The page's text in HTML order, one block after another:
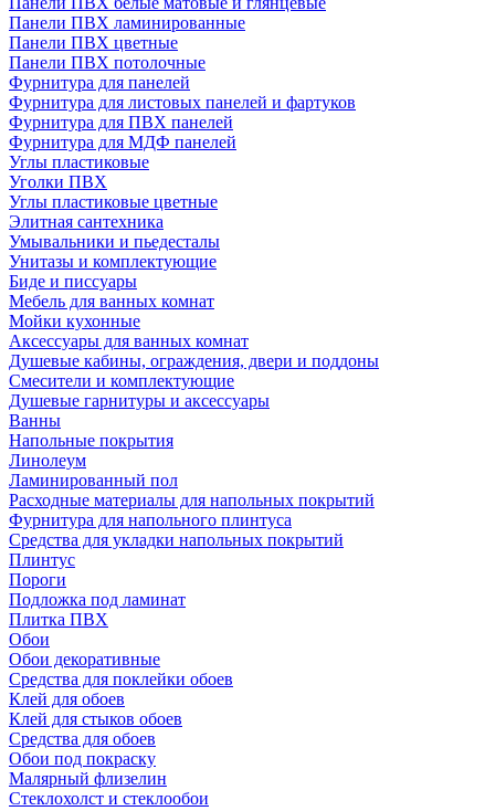
Панели ПВХ ламинированные
Панели ПВХ цветные
Панели ПВХ потолочные
Фурнитура для панелей
Фурнитура для листовых панелей и фартуков
Фурнитура для ПВХ панелей
Фурнитура для МДФ панелей
Углы пластиковые
Уголки ПВХ
Углы пластиковые цветные
Элитная сантехника
Умывальники и пьедесталы
Унитазы и комплектующие
Биде и писсуары
Мебель для ванных комнат
Мойки кухонные
Аксессуары для ванных комнат
Душевые кабины, ограждения, двери и поддоны
Смесители и комплектующие
Душевые гарнитуры и аксессуары
Ванны
Напольные покрытия
Линолеум
Ламинированный пол
Расходные материалы для напольных покрытий
Фурнитура для напольного плинтуса
Средства для укладки напольных покрытий
Плинтус
Пороги
Подложка под ламинат
Плитка ПВХ
Обои
Обои декоративные
Средства для поклейки обоев
Клей для обоев
Клей для стыков обоев
Средства для обоев
Обои под покраску
Малярный флизелин
Стеклохолст и стеклообои